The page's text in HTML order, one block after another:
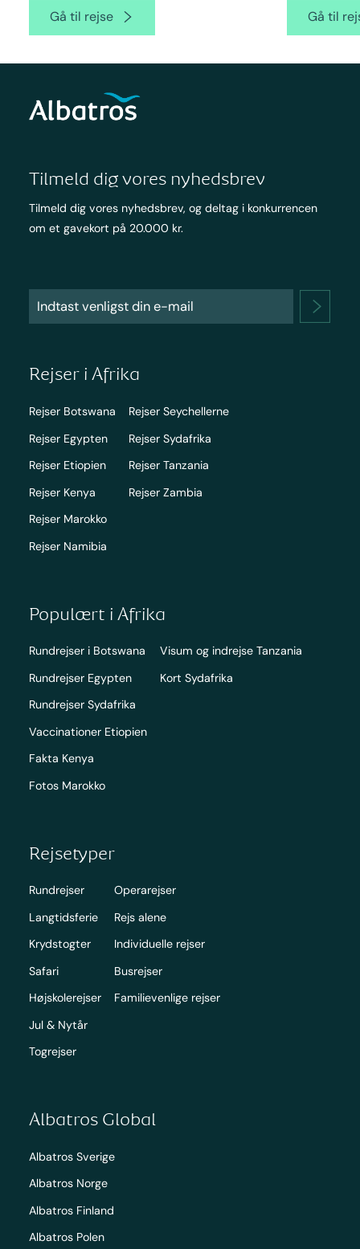
Gå til rejse Gå til
Tilmeld dig vores nyhedsbrev
Tilmeld dig vores nyhedsbrev, og deltag i konkurrencen
om et gavekort på 20.000 kr.
Rejser i Afrika
Rejser Botswana
Rejser Egypten
Rejser Etiopien
Rejser Kenya
Rejser Marokko
Rejser Namibia
Rejser Seychellerne
Rejser Sydafrika
Rejser Tanzania
Rejser Zambia
Populært i Afrika
Rundrejser i Botswana
Rundrejser Egypten
Rundrejser Sydafrika
Vaccinationer Etiopien
Fakta Kenya
Fotos Marokko
Visum og indrejse Tanzania
Kort Sydafrika
Rejsetyper
Rundrejser
Langtidsferie
Krydstogter
Safari
Højskolerejser
Jul & Nytår
Togrejser
Operarejser
Rejs alene
Individuelle rejser
Busrejser
Familievenlige rejser
Albatros Global
Albatros Sverige
Albatros Norge
Albatros Finland
Albatros Polen